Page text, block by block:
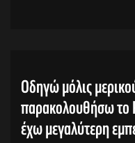
Οδηγώ μόλις
παρακολουθήσω το
έχω μεγαλύτερη